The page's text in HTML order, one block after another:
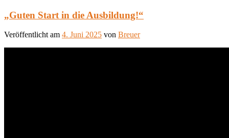
„Guten Start in die Ausbildung!“
Veröffentlicht am 4. Juni 2025 von Breuer